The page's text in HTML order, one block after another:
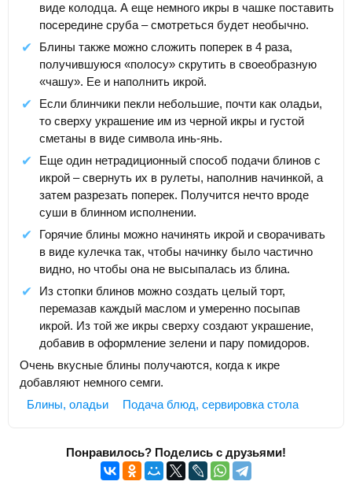
виде колодца. А еще немного икры в чашке поставить
посередине сруба – смотреться будет необычно.
Блины также можно сложить поперек в 4 раза,
получившуюся «полосу» скрутить в своеобразную
«чашу». Ее и наполнить икрой.
Если блинчики пекли небольшие, почти как оладьи,
то сверху украшение им из черной икры и густой
сметаны в виде символа инь-янь.
Еще один нетрадиционный способ подачи блинов с
икрой – свернуть их в рулеты, наполнив начинкой, а
затем разрезать поперек. Получится нечто вроде
суши в блинном исполнении.
Горячие блины можно начинять икрой и сворачивать
в виде кулечка так, чтобы начинку было частично
видно, но чтобы она не высыпалась из блина.
Из стопки блинов можно создать целый торт,
перемазав каждый маслом и умеренно посыпав
икрой. Из той же икры сверху создают украшение,
добавив в оформление зелени и пару помидоров.
Очень вкусные блины получаются, когда к икре
добавляют немного семги.
Блины, оладьи
Подача блюд, сервировка стола
Понравилось? Поделись с друзьями!